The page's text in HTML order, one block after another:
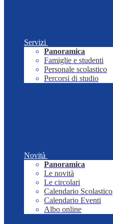
Servizi
Panoramica
Famiglie e studenti
Personale scolastico
Percorsi di studio
Novità
Panoramica
Le novità
Le circolari
Calendario Scolastico
Calendario Eventi
Albo online